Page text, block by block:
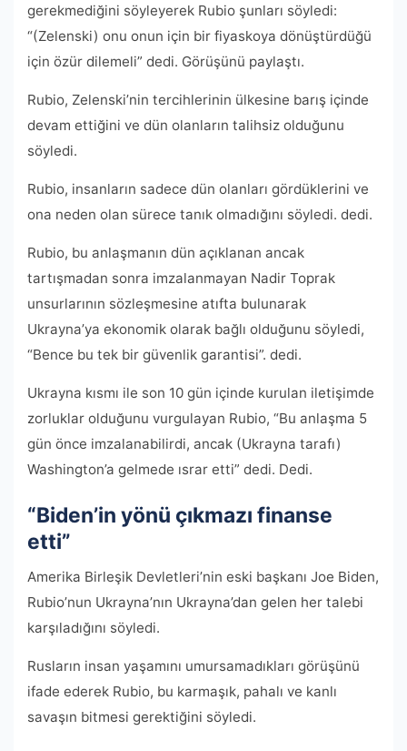
gerekmediğini söyleyerek Rubio şunları söyledi:
“(Zelenski) onu onun için bir fiyaskoya dönüştürdüğü
için özür dilemeli” dedi. Görüşünü paylaştı.
Rubio, Zelenski’nin tercihlerinin ülkesine barış içinde
devam ettiğini ve dün olanların talihsiz olduğunu
söyledi.
Rubio, insanların sadece dün olanları gördüklerini ve
ona neden olan sürece tanık olmadığını söyledi. dedi.
Rubio, bu anlaşmanın dün açıklanan ancak
tartışmadan sonra imzalanmayan Nadir Toprak
unsurlarının sözleşmesine atıfta bulunarak
Ukrayna’ya ekonomik olarak bağlı olduğunu söyledi,
“Bence bu tek bir güvenlik garantisi”. dedi.
Ukrayna kısmı ile son 10 gün içinde kurulan iletişimde
zorluklar olduğunu vurgulayan Rubio, “Bu anlaşma 5
gün önce imzalanabilirdi, ancak (Ukrayna tarafı)
Washington’a gelmede ısrar etti” dedi. Dedi.
“Biden’in yönü çıkmazı finanse
etti”
Amerika Birleşik Devletleri’nin eski başkanı Joe Biden,
Rubio’nun Ukrayna’nın Ukrayna’dan gelen her talebi
karşıladığını söyledi.
Rusların insan yaşamını umursamadıkları görüşünü
ifade ederek Rubio, bu karmaşık, pahalı ve kanlı
savaşın bitmesi gerektiğini söyledi.